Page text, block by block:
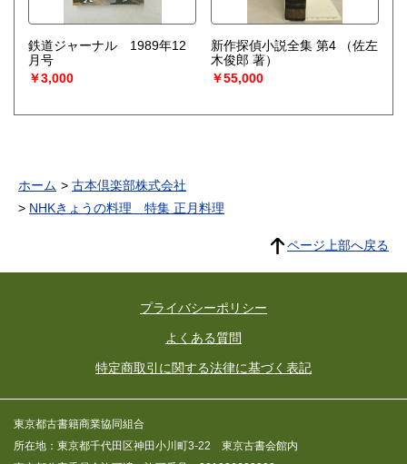
鉄道ジャーナル 1989年12
月号
￥3,000
新作探偵小説全集 第4
（佐左
木俊郎 著）
￥55,000
ホーム
古本倶楽部株式会社
NHKきょうの料理 特集 正月料理
ページ上部へ戻る
プライバシーポリシー
よくある質問
特定商取引に関する法律に基づく表記
東京都古書籍商業協同組合
所在地：東京都千代田区神田小川町3-22 東京古書会館内